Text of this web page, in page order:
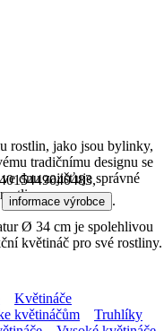
rostlin, jako jsou bylinky,
tradičnímu designu se
dnu zajišťuje správné
Ø 34 cm je spolehlivou
květináč pro své rostliny.
informace výrobce .
Květináče
květináčům
Truhlíky